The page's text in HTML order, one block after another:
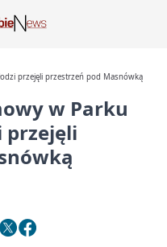
przejęli przestrzeń pod Masnówką
w Parku
przejęli